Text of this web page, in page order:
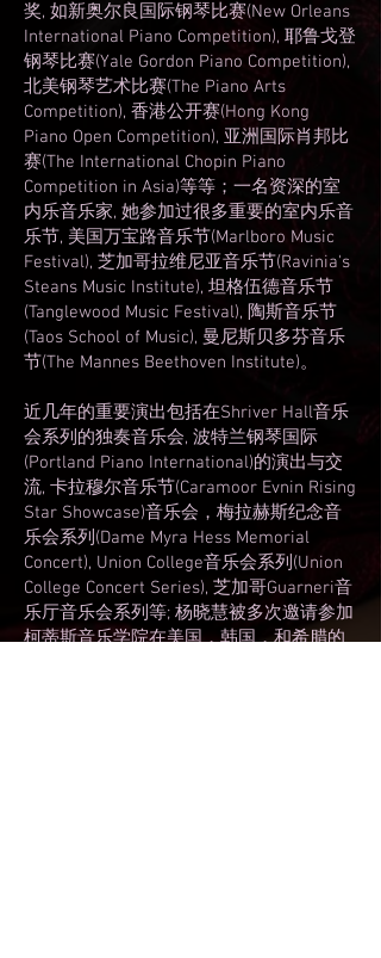
奖, 如新奥尔良国际钢琴比赛(New Orleans
International Piano Competition), 耶鲁戈登
钢琴比赛(Yale Gordon Piano Competition),
北美钢琴艺术比赛(The Piano Arts
Competition), 香港公开赛(Hong Kong
Piano Open Competition), 亚洲国际肖邦比
赛(The International Chopin Piano
Competition in Asia)等等；一名资深的室
内乐音乐家, 她参加过很多重要的室内乐音
乐节, 美国万宝路音乐节(Marlboro Music
Festival), 芝加哥拉维尼亚音乐节(Ravinia's
Steans Music Institute), 坦格伍德音乐节
(Tanglewood Music Festival), 陶斯音乐节
(Taos School of Music), 曼尼斯贝多芬音乐
节(The Mannes Beethoven Institute)。
近几年的重要演出包括在Shriver Hall音乐
会系列的独奏音乐会, 波特兰钢琴国际
(Portland Piano International)的演出与交
流, 卡拉穆尔音乐节(Caramoor Evnin Rising
Star Showcase)音乐会，梅拉赫斯纪念音
乐会系列(Dame Myra Hess Memorial
Concert), Union College音乐会系列(Union
College Concert Series), 芝加哥Guarneri音
乐厅音乐会系列等; 杨晓慧被多次邀请参加
柯蒂斯音乐学院在美国，韩国，和希腊的